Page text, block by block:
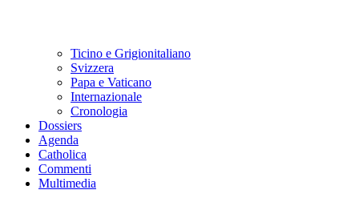
Ticino e Grigionitaliano
Svizzera
Papa e Vaticano
Internazionale
Cronologia
Dossiers
Agenda
Catholica
Commenti
Multimedia